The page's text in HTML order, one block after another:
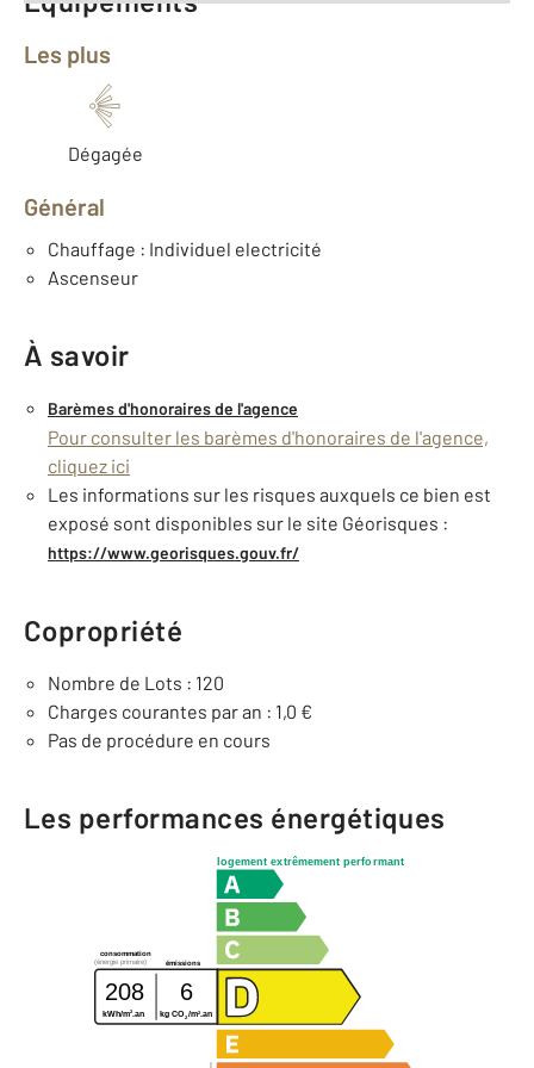
Les plus
Dégagée
Général
Chauffage : Individuel electricité
Ascenseur
À savoir
Barèmes d'honoraires de l'agence
Pour consulter les barèmes d'honoraires de l'agence,
cliquez ici
Les informations sur les risques auxquels ce bien est
exposé sont disponibles sur le site Géorisques :
https://www.georisques.gouv.fr/
Copropriété
Nombre de Lots : 120
Charges courantes par an : 1,0 €
Pas de procédure en cours
Les performances énergétiques
logement extrêmement performant
consommation
émissions
(énergie primaire)
208 6
kWh/m2.an kg CO2 /m2 .an